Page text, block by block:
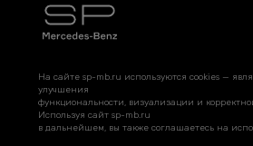
На сайте sp-mb.ru используются cookies —
улучшения
функциональности, визуализации и
Используя сайт sp-mb.ru
в дальнейшем, вы также соглашаетесь на